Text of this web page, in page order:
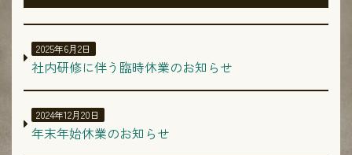
2025年6月2日
社内研修に伴う臨時休業のお知らせ
2024年12月20日
年末年始休業のお知らせ